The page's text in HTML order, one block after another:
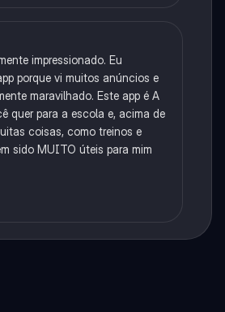
impressionado. Eu
porque vi muitos anúncios e
maravilhado. Este app é A
quer para a escola e, acima de
coisas, como treinos e
sido MUITO úteis para mim